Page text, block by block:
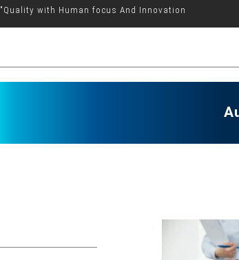
"Quality with Human focus And Innovation